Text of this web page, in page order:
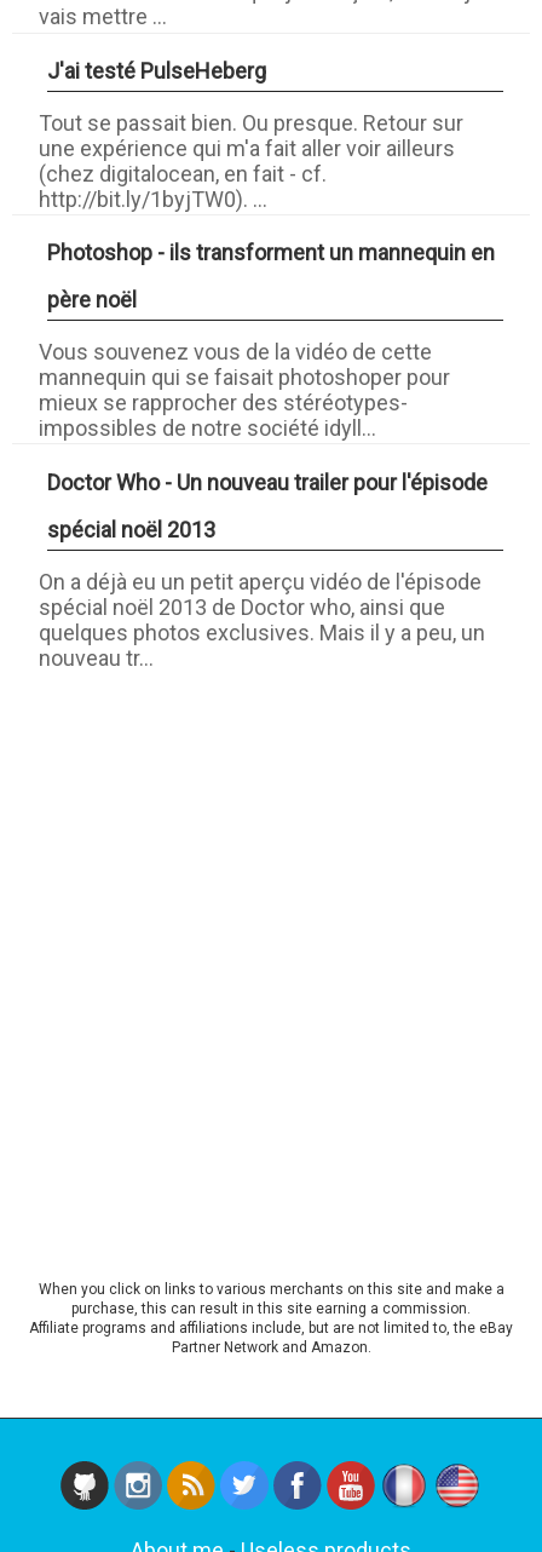
vais mettre ...
J'ai testé PulseHeberg
Tout se passait bien. Ou presque. Retour sur
une expérience qui m'a fait aller voir ailleurs
(chez digitalocean, en fait - cf.
http://bit.ly/1byjTW0). ...
Photoshop - ils transforment un mannequin en
père noël
Vous souvenez vous de la vidéo de cette
mannequin qui se faisait photoshoper pour
mieux se rapprocher des stéréotypes-
impossibles de notre société idyll...
Doctor Who - Un nouveau trailer pour l'épisode
spécial noël 2013
On a déjà eu un petit aperçu vidéo de l'épisode
spécial noël 2013 de Doctor who, ainsi que
quelques photos exclusives. Mais il y a peu, un
nouveau tr...
When you click on links to various merchants on this site and make a
purchase, this can result in this site earning a commission.
Affiliate programs and affiliations include, but are not limited to, the eBay
Partner Network and Amazon.